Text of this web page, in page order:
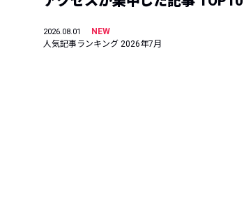
2026.08.01
NEW
人気記事ランキング 2026年7月